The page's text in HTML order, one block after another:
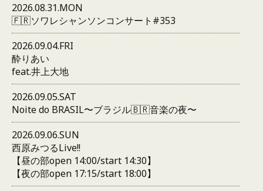
2026.08.31.MON
🇫🇷ソワレシャンソンコンサート#353
2026.09.04.FRI
酔りあい
feat.井上大地
2026.09.05.SAT
Noite do BRASIL〜ブラジル🇧🇷音楽の夜〜
2026.09.06.SUN
西原みつるLive!!
【昼の部open 14:00/start 14:30】
【夜の部open 17:15/start 18:00】